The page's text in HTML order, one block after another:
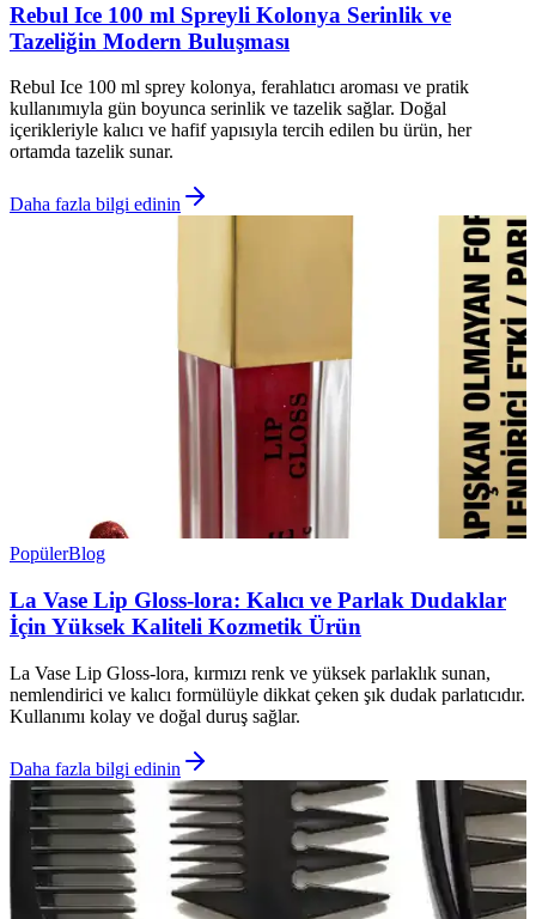
Rebul Ice 100 ml Spreyli Kolonya Serinlik ve
Tazeliğin Modern Buluşması
Rebul Ice 100 ml sprey kolonya, ferahlatıcı aroması ve pratik
kullanımıyla gün boyunca serinlik ve tazelik sağlar. Doğal
içerikleriyle kalıcı ve hafif yapısıyla tercih edilen bu ürün, her
ortamda tazelik sunar.
Daha fazla bilgi edinin
PopülerBlog
La Vase Lip Gloss-lora: Kalıcı ve Parlak Dudaklar
İçin Yüksek Kaliteli Kozmetik Ürün
La Vase Lip Gloss-lora, kırmızı renk ve yüksek parlaklık sunan,
nemlendirici ve kalıcı formülüyle dikkat çeken şık dudak parlatıcıdır.
Kullanımı kolay ve doğal duruş sağlar.
Daha fazla bilgi edinin